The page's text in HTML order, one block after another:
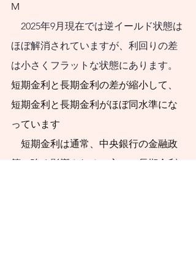
M
2025年9月現在では逆イールド状態は
ほぼ解消されていますが、利回りの差
は小さくフラットな状態にあります。
短期金利と長期金利の差が縮小して、
短期金利と長期金利がほぼ同水準にな
っています
短期金利は通常、中央銀行の金融政
策に強く影響される一方で、長期金利